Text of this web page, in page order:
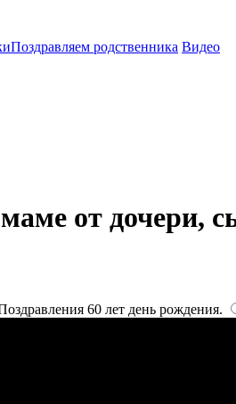
Поздравляем родственника Видео
от дочери,
60 лет день рождения.